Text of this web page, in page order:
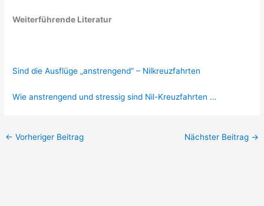
Weiterführende Literatur
Sind die Ausflüge „anstrengend“ – Nilkreuzfahrten
Wie anstrengend und stressig sind Nil-Kreuzfahrten …
← Vorheriger Beitrag Nächster Beitrag →